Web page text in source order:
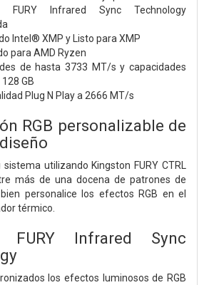
FURY Infrared Sync Technology
Intel® XMP y Listo para XMP
para AMD Ryzen
de hasta 3733 MT/s y capacidades
GB
Plug N Play a 2666 MT/s
RGB personalizable de
utilizando Kingston FURY CTRL
más de una docena de patrones de
personalice los efectos RGB en el
térmico.
FURY Infrared Sync
los efectos luminosos de RGB